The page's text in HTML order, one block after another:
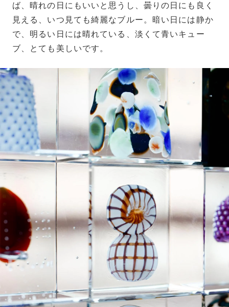
ば、晴れの日にもいいと思うし、曇りの日にも良く
見える、いつ見ても綺麗なブルー。暗い日には静か
で、明るい日には晴れている、淡くて青いキュー
ブ、とても美しいです。